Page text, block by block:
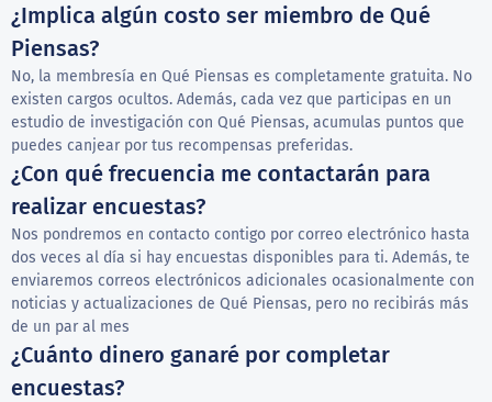
¿Implica algún costo ser miembro de Qué
Piensas?
No, la membresía en Qué Piensas es completamente gratuita. No
existen cargos ocultos. Además, cada vez que participas en un
estudio de investigación con Qué Piensas, acumulas puntos que
puedes canjear por tus recompensas preferidas.
¿Con qué frecuencia me contactarán para
realizar encuestas?
Nos pondremos en contacto contigo por correo electrónico hasta
dos veces al día si hay encuestas disponibles para ti. Además, te
enviaremos correos electrónicos adicionales ocasionalmente con
noticias y actualizaciones de Qué Piensas, pero no recibirás más
de un par al mes
¿Cuánto dinero ganaré por completar
encuestas?